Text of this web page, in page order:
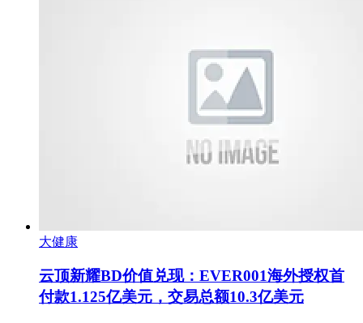
大健康
云顶新耀BD价值兑现：EVER001海外授权首
付款1.125亿美元，交易总额10.3亿美元